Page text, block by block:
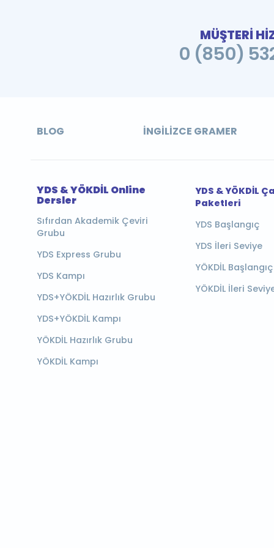
MÜŞTERİ
0 (850)
BLOG İNGILIZCE GRAMER
YDS & YÖKDİL Online
Dersler
Sıfırdan Akademik Çeviri
Grubu
YDS Express Grubu
YDS Kampı
YDS+YÖKDİL Hazırlık Grubu
YDS+YÖKDİL Kampı
YÖKDİL Hazırlık Grubu
YÖKDİL Kampı
YDS & YÖKDİL
Paketleri
YDS Başlangıç
YDS İleri Seviye
YÖKDİL Başlangıç
YÖKDİL İleri